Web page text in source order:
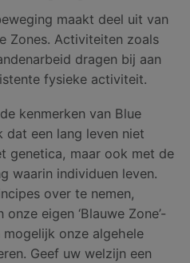
maakt deel uit van
Zones. Activiteiten zoals
dragen bij aan
fysieke activiteit.
kenmerken van Blue
een lang leven niet
genetica, maar ook met de
waarin individuen leven.
over te nemen,
eigen ‘Blauwe Zone’-
onze algehele
Geef uw welzijn een